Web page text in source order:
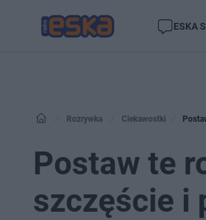
ESKA
Rozrywka Ciekawostki
Postaw te
szczęście i